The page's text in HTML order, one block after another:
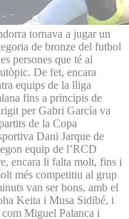
tornava a jugar un
de bronze del futbol
persones que té al
De fet, encara
equips de la lliga
fins a principis de
per Gabri García va
de la Copa
Dani Jarque de
equip de l’RCD
encara li falta molt, fins i
més competitiu al grup
van ser bons, amb el
Keita i Musa Sidibé, i
Miguel Palanca i